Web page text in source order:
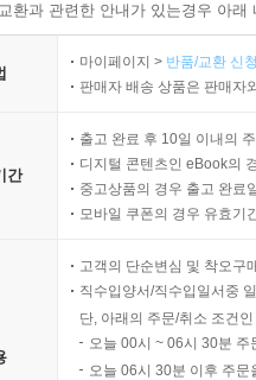
환과 관련한 안내가 있는경우 아
마이페이지 > 반품/교환 신
판매자 배송 상품은 판매자
간
출고 완료 후 10일 이내의
디지털 콘텐츠인 eBook의
중고상품의 경우 출고 완료
모바일 쿠폰의 경우 유효기
고객의 단순변심 및 착오구
직수입양서/직수입일서중
단, 아래의 주문/취소 조건
오늘 00시 ~ 06시 30분
오늘 06시 30분 이후 주